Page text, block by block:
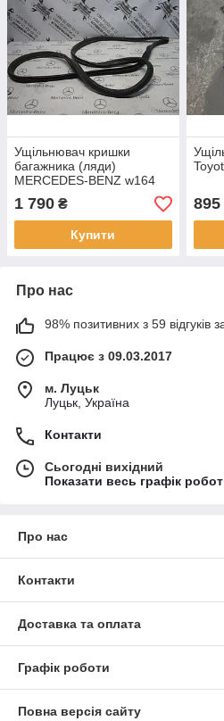
Ущільнювач кришки
багажника (ляди)
MERCEDES-BENZ w164
ml-class
1 790 ₴
Купити
895
Про нас
98% позитивних з 59 відгуків
Працює з 09.03.2017
м. Луцьк
Луцьк, Україна
Контакти
Сьогодні вихідний
Показати весь графік
Про нас
Контакти
Доставка та оплата
Графік роботи
Повна версія сайту